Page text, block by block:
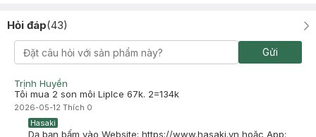
Son thơm màu lên đẹp nhé
Hỏi đáp(43)
Gửi
Trịnh Huyền
Tôi mua 2 son môi LipIce 67k. 2=134k
2026-05-12 Thích 0
Hasaki
Dạ bạn bấm vào Website: https://www.hasaki.vn hoặc App: